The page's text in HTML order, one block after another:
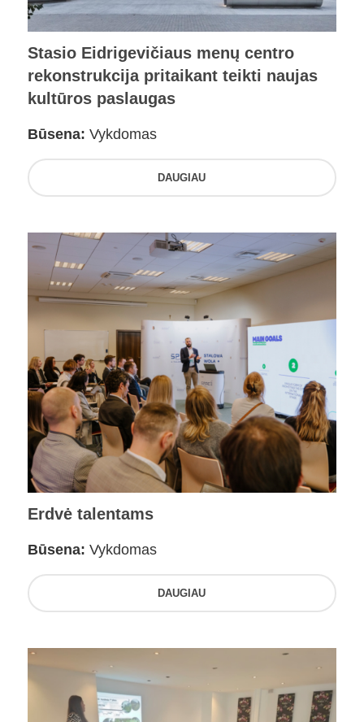
Stasio Eidrigevičiaus menų centro
rekonstrukcija pritaikant teikti naujas
kultūros paslaugas
Būsena: Vykdomas
DAUGIAU
Erdvė talentams
Būsena: Vykdomas
DAUGIAU